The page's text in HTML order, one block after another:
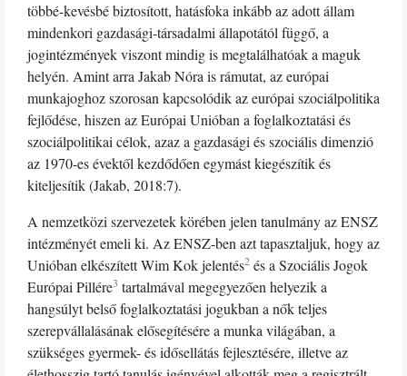
többé-kevésbé biztosított, hatásfoka inkább az adott állam
mindenkori gazdasági-társadalmi állapotától függő, a
jogintézmények viszont mindig is megtalálhatóak a maguk
helyén. Amint arra Jakab Nóra is rámutat, az európai
munkajoghoz szorosan kapcsolódik az európai szociálpolitika
fejlődése, hiszen az Európai Unióban a foglalkoztatási és
szociálpolitikai célok, azaz a gazdasági és szociális dimenzió
az 1970-es évektől kezdődően egymást kiegészítik és
kiteljesítik (Jakab, 2018:7).
A nemzetközi szervezetek körében jelen tanulmány az ENSZ
intézményét emeli ki. Az ENSZ-ben azt tapasztaljuk, hogy az
Unióban elkészített Wim Kok jelentés2 és a Szociális Jogok
Európai Pillére3 tartalmával megegyezően helyezik a
hangsúlyt belső foglalkoztatási jogukban a nők teljes
szerepvállalásának elősegítésére a munka világában, a
szükséges gyermek- és idősellátás fejlesztésére, illetve az